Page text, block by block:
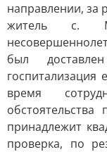
направлении, за
житель с.
был
госпитализация
время
принадлежит
проверка, по